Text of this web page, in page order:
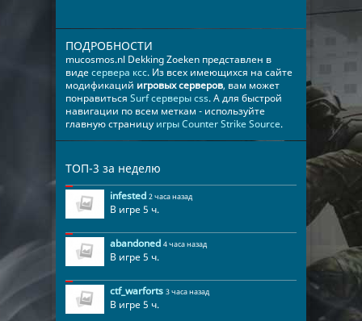
ПОДРОБНОСТИ
mucosmos.nl Dekking Zoeken представлен в
видесервера ксс. Из всех имеющихся на сайте
модификаций игровых серверов, вам может
понравиться Surf серверы css. А для быстрой
навигации по всем меткам - используйте
главную страницу игры Counter Strike Source.
ТОП-3 за неделю
infested 2 часа назад
В игре 5 ч.
abandoned 4 часа назад
В игре 5 ч.
ctf_warforts 3 часа назад
В игре 5 ч.